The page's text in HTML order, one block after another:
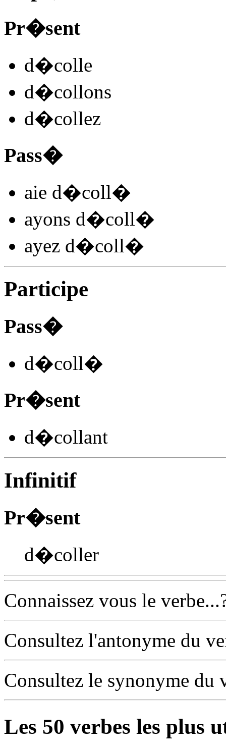
Pr�sent
d�colle
d�collons
d�collez
Pass�
aie d�coll�
ayons d�coll�
ayez d�coll�
Participe
Pass�
d�coll�
Pr�sent
d�collant
Infinitif
Pr�sent
d�coller
Connaissez vous le
Consultez l'antonyme du
Consultez le synonyme du
Les 50 verbes les plus